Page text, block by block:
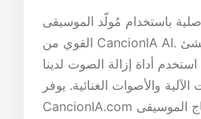
باستخدام مُولّد الموسيقى
القوي من CancionIA AI. بمجرد أن تنشئ
أداة إزالة الصوت لدينا
والأصوات الغنائية. يوفر
CancionIA.com سير عمل كامل لإنتاج الموسيقى